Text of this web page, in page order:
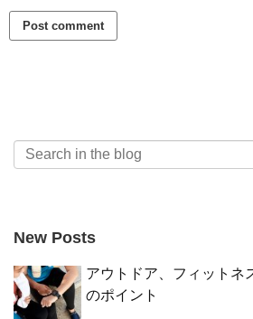
New Posts
アウトドア、フィットネ
のポイント